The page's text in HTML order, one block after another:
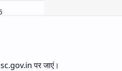
पर जाएं।